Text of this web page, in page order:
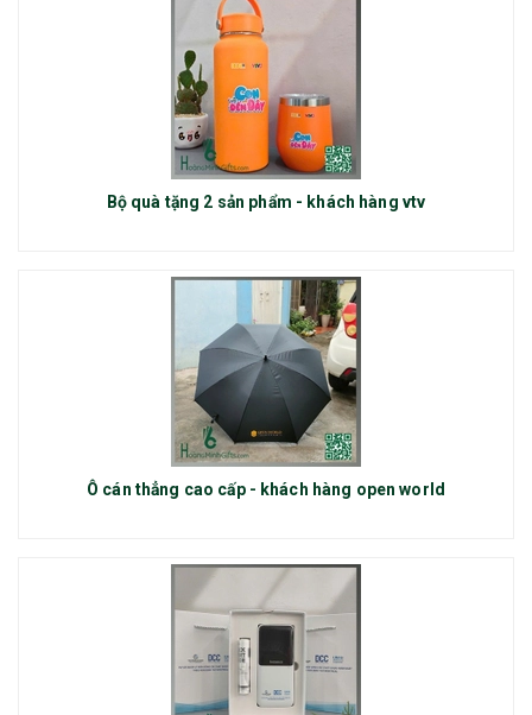
Bộ quà tặng 2 sản phẩm - khách hàng vtv
Ô cán thẳng cao cấp - khách hàng open world